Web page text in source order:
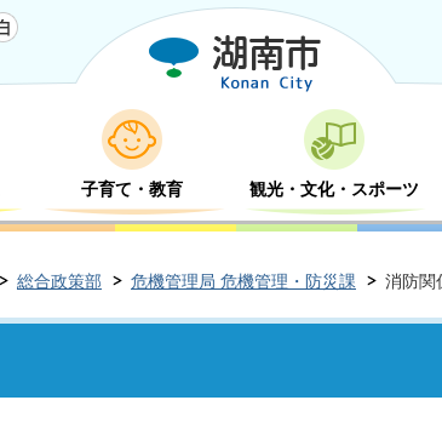
子育て・教育 観光・文化・スポーツ
総合政策部 危機管理局 危機管理・防災課 消防関